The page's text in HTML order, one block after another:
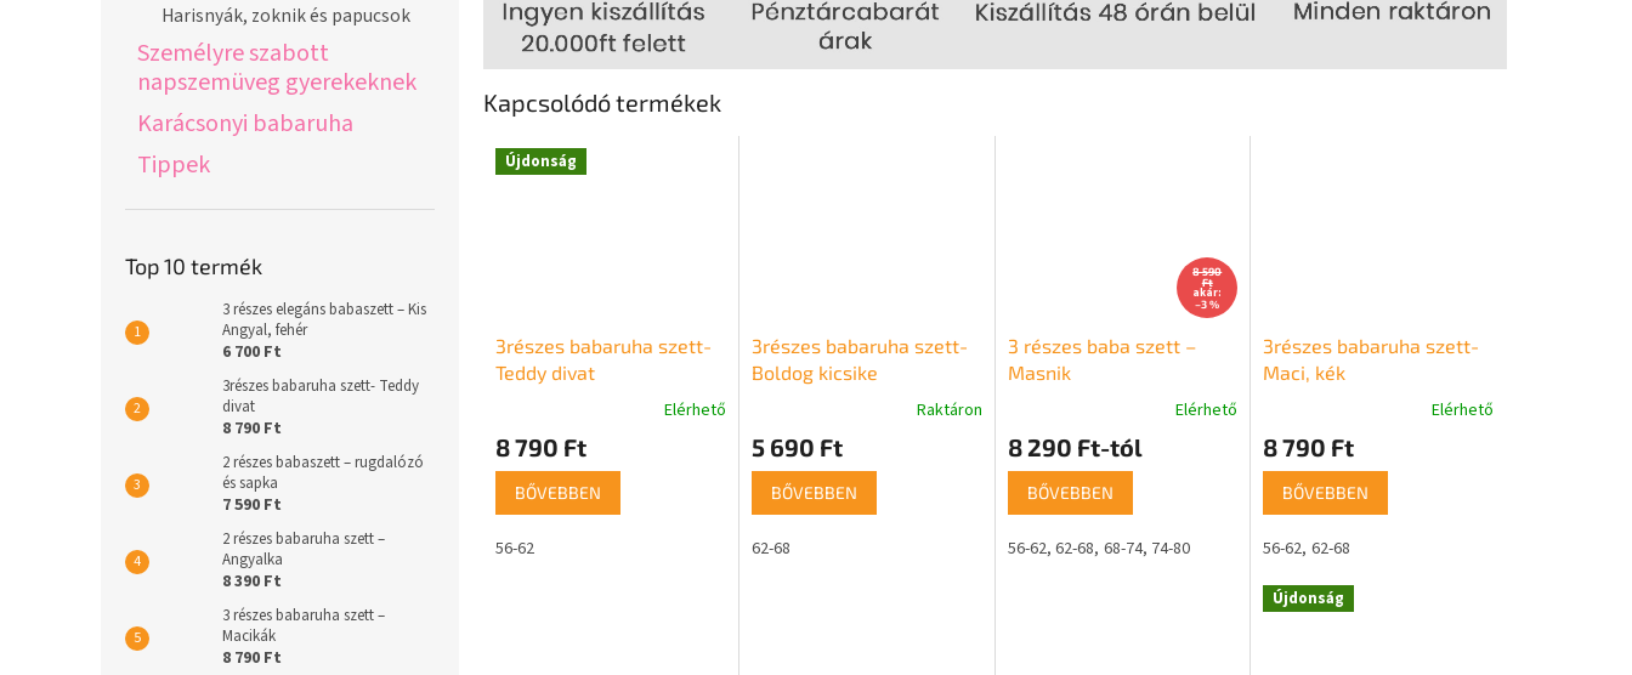
Harisnyák, zoknik és papucsok
Személyre szabott
napszemüveg gyerekeknek
Karácsonyi babaruha
Tippek
Top 10 termék
3 részes elegáns babaszett – Kis
Angyal, fehér
6 700 Ft
3részes babaruha szett- Teddy
divat
8 790 Ft
2 részes babaszett – rugdalózó
és sapka
7 590 Ft
2 részes babaruha szett –
Angyalka
8 390 Ft
3 részes babaruha szett –
Macikák
8 790 Ft
Kapcsolódó termékek
Újdonság
3részes babaruha szett-
Teddy divat
Elérhető
8 790 Ft
BŐVEBBEN
56-62
3részes babaruha szett-
Boldog kicsike
Raktáron
5 690 Ft
BŐVEBBEN
62-68
8 590
Ft
akár:
–3 %
3 részes baba szett –
Masnik
Elérhető
8 290 Ft-tól
BŐVEBBEN
56-62 62-68 68-74 74-80
3részes babaruha szett-
Maci, kék
Elérhető
8 790 Ft
BŐVEBBEN
56-62 62-68
Újdonság